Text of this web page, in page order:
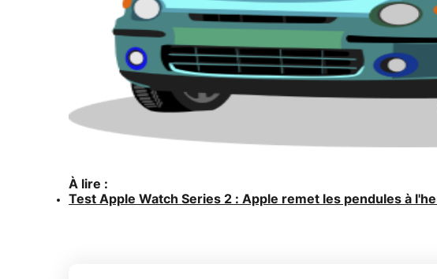
À lire :
Test Apple Watch Series 2 : Apple remet les pendules à